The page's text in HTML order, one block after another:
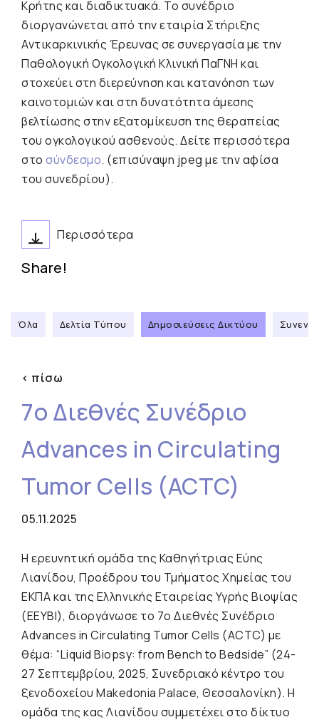
Κρήτης και διαδικτυακά. Το συνέδριο
διοργανώνεται από την εταιρία Στήριξης
Αντικαρκινικής Έρευνας σε συνεργασία με την
Παθολογική Ογκολογική Κλινική ΠαΓΝΗ και
στοχεύει στη διερεύνηση και κατανόηση των
καινοτομιών και στη δυνατότητα άμεσης
βελτίωσης στην εξατομίκευση της θεραπείας
του ογκολογικού ασθενούς. Δείτε περισσότερα
στο σύνδεσμο. (επισύναψη jpeg με την αφίσα
του συνεδρίου).
Περισσότερα
Share!
Όλα Δελτία Τύπου Δημοσιεύσεις Δικτύου
< πίσω
7ο Διεθνές Συνέδριο
Advances in Circulating
Tumor Cells (ACTC)
05.11.2025
Η ερευνητική ομάδα της Καθηγήτριας Εύης
Λιανίδου, Προέδρου του Τμήματος Χημείας του
ΕΚΠΑ και της Ελληνικής Εταιρείας Υγρής Βιοψίας
(ΕΕΥΒΙ), διοργάνωσε το 7ο Διεθνές Συνέδριο
Advances in Circulating Tumor Cells (ACTC) με
θέμα: “Liquid Biopsy: from Bench to Bedside” (24-
27 Σεπτεμβρίου, 2025, Συνεδριακό κέντρο του
ξενοδοχείου Makedonia Palace, Θεσσαλονίκη). Η
ομάδα της κας Λιανίδου συμμετέχει στο δίκτυο